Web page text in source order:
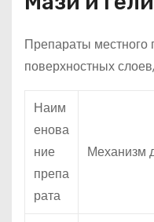
Препараты местного
поверхностных
Наим
енова
ние
препа
рата
Механизм